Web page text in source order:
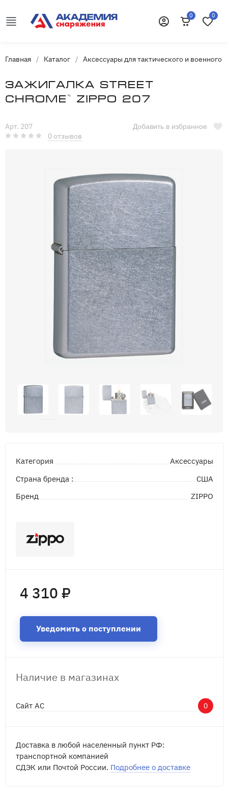
0 0
Главная / Каталог / Аксессуары для тактического и военного
Зажигалка Street
Chrome™ ZIPPO 207
Арт. 207
0 отзывов
Добавить в избранное
Категория
Аксессуары
Страна бренда :
США
Бренд
ZIPPO
4 310 ₽
Уведомить о поступлении
Наличие в магазинах
Сайт АС 0
Доставка в любой населенный пункт РФ:
транспортной компанией
СДЭК или Почтой России. Подробнее о доставке